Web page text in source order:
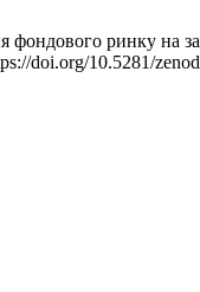
ринку на
doi.org/10.5281/